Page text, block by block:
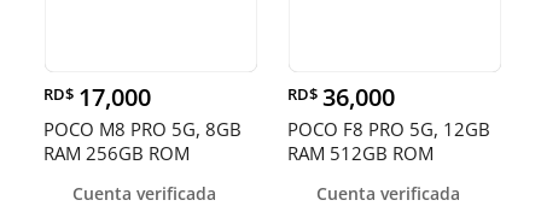
RD$ 17,000
POCO M8 PRO 5G, 8GB
RAM 256GB ROM
Cuenta verificada
RD$ 36,000
POCO F8 PRO 5G, 12GB
RAM 512GB ROM
Cuenta verificada